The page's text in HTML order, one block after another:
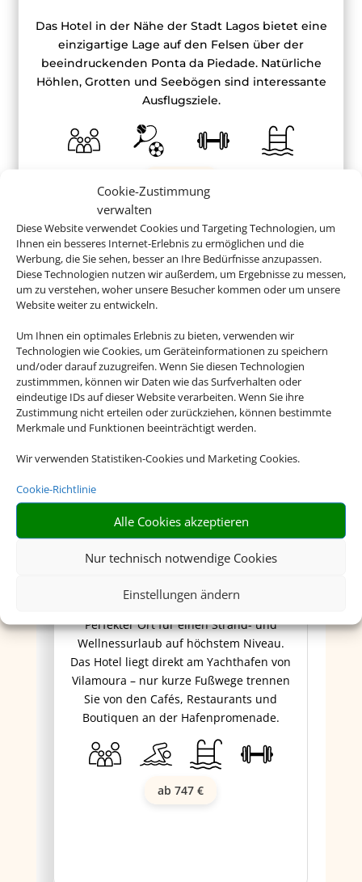
Cookie-Zustimmung
verwalten
Diese Website verwendet Cookies und Targeting Technologien, um
Ihnen ein besseres Internet-Erlebnis zu ermöglichen und die
Werbung, die Sie sehen, besser an Ihre Bedürfnisse anzupassen.
Diese Technologien nutzen wir außerdem, um Ergebnisse zu messen,
um zu verstehen, woher unsere Besucher kommen oder um unsere
Website weiter zu entwickeln.
Um Ihnen ein optimales Erlebnis zu bieten, verwenden wir
Technologien wie Cookies, um Geräteinformationen zu speichern
und/oder darauf zuzugreifen. Wenn Sie diesen Technologien
zustimmmen, können wir Daten wie das Surfverhalten oder
eindeutige IDs auf dieser Website verarbeiten. Wenn Sie ihre
Zustimmung nicht erteilen oder zurückziehen, können bestimmte
Merkmale und Funktionen beeinträchtigt werden.
Wir verwenden Statistiken-Cookies und Marketing Cookies.
Cookie-Richtlinie
Alle Cookies akzeptieren
Nur technisch notwendige Cookies
Einstellungen ändern
Das Hotel in der Nähe der Stadt Lagos bietet eine
einzigartige Lage auf den Felsen über der
beeindruckenden Ponta da Piedade. Natürliche
Höhlen, Grotten und Seebögen sind interessante
Ausflugsziele.
Buchen Sie jetzt Ihren Urlaub in
Portugal
Domes Lake Algarve
Perfekter Ort für einen Strand- und
Wellnessurlaub auf höchstem Niveau.
Das Hotel liegt direkt am Yachthafen von
Vilamoura – nur kurze Fußwege trennen
Sie von den Cafés, Restaurants und
Boutiquen an der Hafenpromenade.
ab 747 €